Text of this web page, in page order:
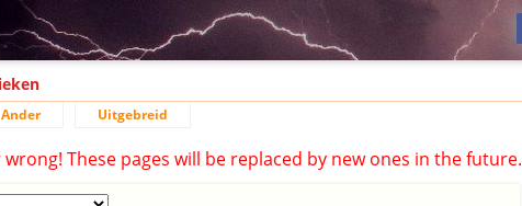
Ander Uitgebreid
These pages will be replaced by new ones in the future.